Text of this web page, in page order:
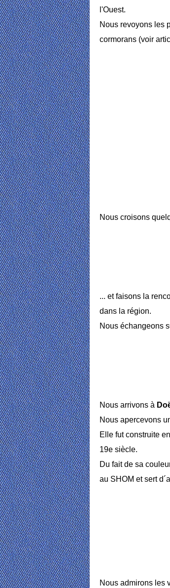
l'Ouest.
Nous revoyons les
cormorans (voir
Nous croisons
... et faisons la
dans la région.
Nous échangeons
Nous arrivons à
Nous apercevons
Elle fut construite
19e siècle.
Du fait de sa
au SHOM et sert
Nous admirons les